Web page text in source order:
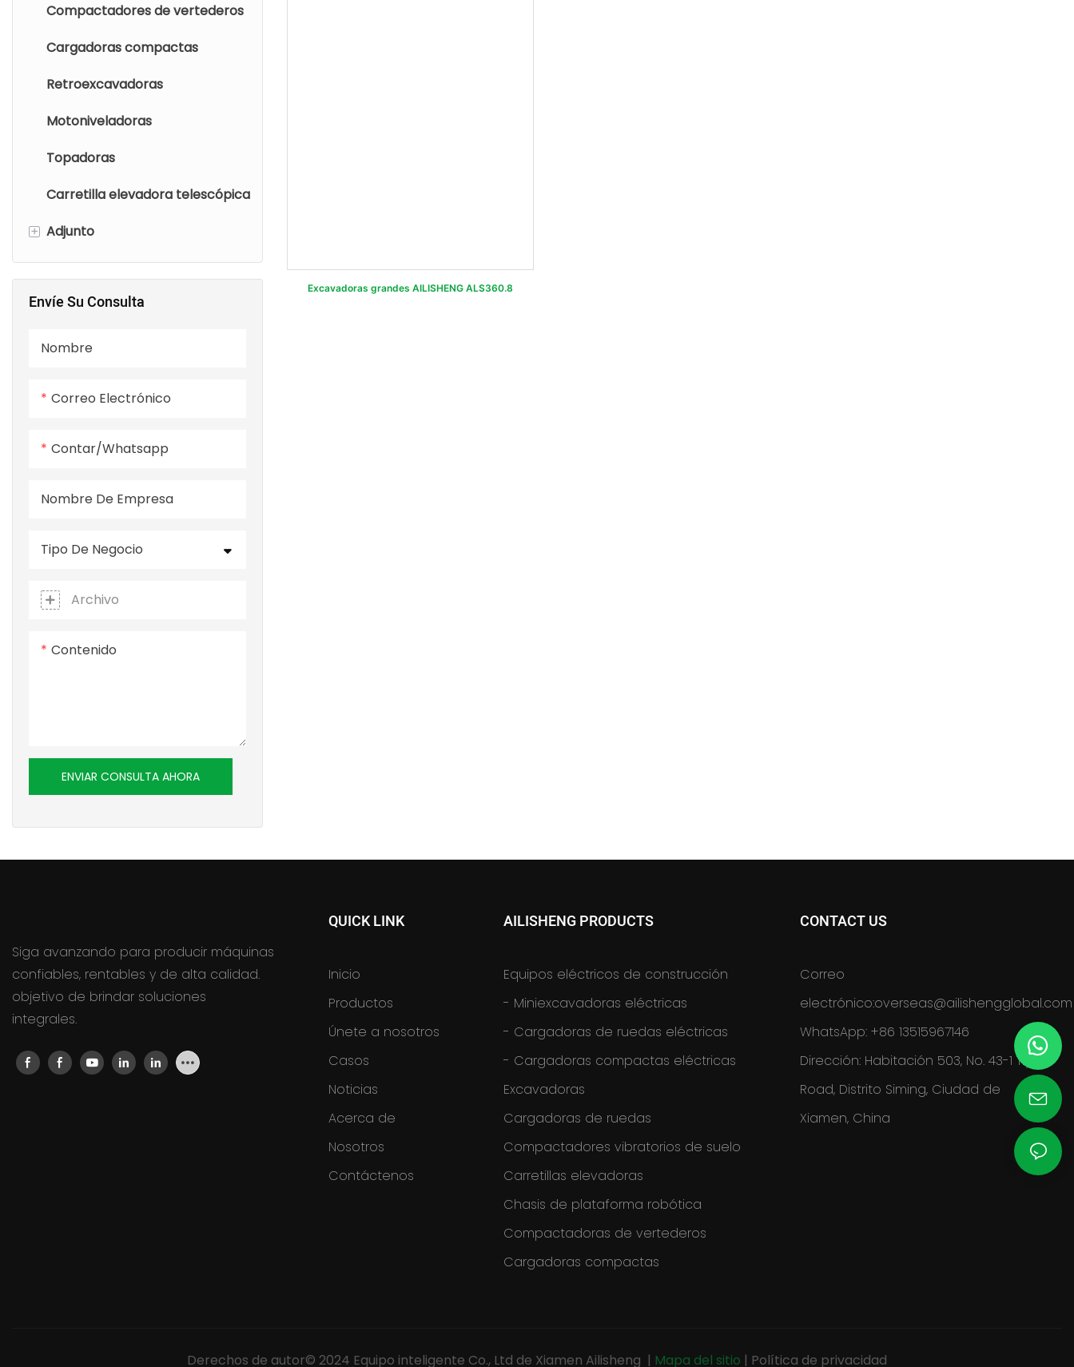
compactos
Cargadores de ruedas
Cargadores de ruedas
grandes
Rodillo vibratorio de tambor
Compactadores de vertederos
Cargadoras compactas
Retroexcavadoras
Motoniveladoras
Topadoras
Carretilla elevadora telescópica
+ Adjunto
Accesorios para
minicargadoras
Envíe Su Consulta
Nombre
Correo Electrónico
Contar/whatsapp
Nombre De Empresa
Tipo De Negocio
Archivo
Contenido
ENVIAR CONSULTA AHORA
Excavadoras grandes AILISHENG ALS360.8
Siga avanzando para producir máquinas
confiables, rentables y de alta calidad.
objetivo de brindar soluciones
integrales.
QUICK LINK
Inicio
Productos
Únete a nosotros
Casos
Noticias
Acerca de
Nosotros
Contáctenos
AILISHENG PRODUCTS
Equipos eléctricos de construcción
- Miniexcavadoras eléctricas
- Cargadoras de ruedas eléctricas
- Cargadoras compactas eléctricas
Excavadoras
Cargadoras de ruedas
Compactadores vibratorios de suelo
Carretillas elevadoras
Chasis de plataforma robótica
Compactadoras de vertederos
Cargadoras compactas
CONTACT US
Correo
electrónico:overseas@ailishengglobal.com
WhatsApp: +86 13515967146
Dirección: Habitación 503, No. 43-1 Tiyu
Road, Distrito Siming, Ciudad de
Xiamen, China
Derechos de autor© 2024 Equipo inteligente Co., Ltd de Xiamen Ailisheng | Mapa del sitio | Política de privacidad